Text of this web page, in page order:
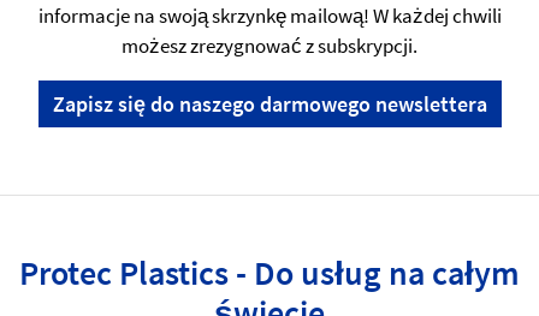
informacje na swoją skrzynkę mailową! W każdej chwili
możesz zrezygnować z subskrypcji.
Zapisz się do naszego darmowego newslettera
Protec Plastics - Do usług na całym